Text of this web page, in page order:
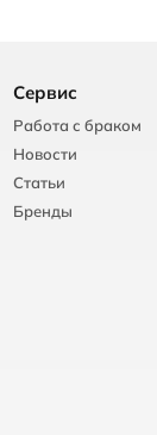
Сервис
Работа с браком
Новости
Статьи
Бренды